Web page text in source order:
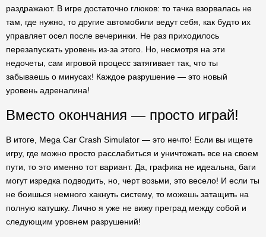
раздражают. В игре достаточно глюков: то тачка взорвалась не
там, где нужно, то другие автомобили ведут себя, как будто их
управляет осел после вечеринки. Не раз приходилось
перезапускать уровень из-за этого. Но, несмотря на эти
недочеты, сам игровой процесс затягивает так, что ты
забываешь о минусах! Каждое разрушение — это новый
уровень адреналина!
Вместо окончания — просто играй!
В итоге, Mega Car Crash Simulator — это нечто! Если вы ищете
игру, где можно просто расслабиться и уничтожать все на своем
пути, то это именно тот вариант. Да, графика не идеальна, баги
могут изредка подводить, но, черт возьми, это весело! И если ты
не боишься немного хакнуть систему, то можешь затащить на
полную катушку. Лично я уже не вижу преград между собой и
следующим уровнем разрушений!